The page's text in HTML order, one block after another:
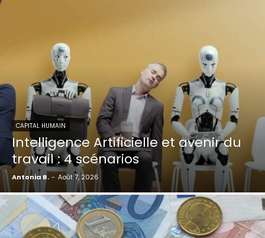
CAPITAL HUMAIN
Intelligence Artificielle et avenir du
travail : 4 scénarios
Antonia B. - Août 7, 2026